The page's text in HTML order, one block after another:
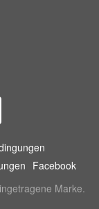
Facebook
Marke.